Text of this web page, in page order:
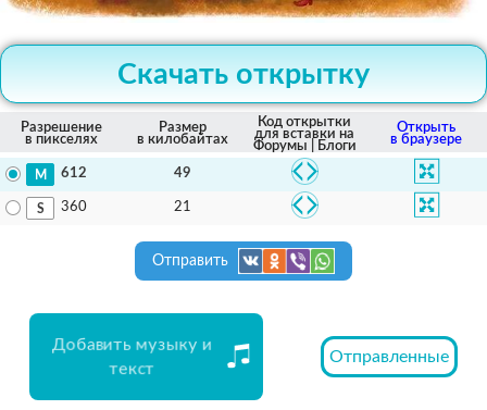
Скачать открытку
Разрешение
в пикселях
Размер
в килобайтах
Код открытки
для вставки на
Форумы | Блоги
Открыть
в браузере
612 49
360 21
Отправить
Добавить музыку и
текст
Отправленные